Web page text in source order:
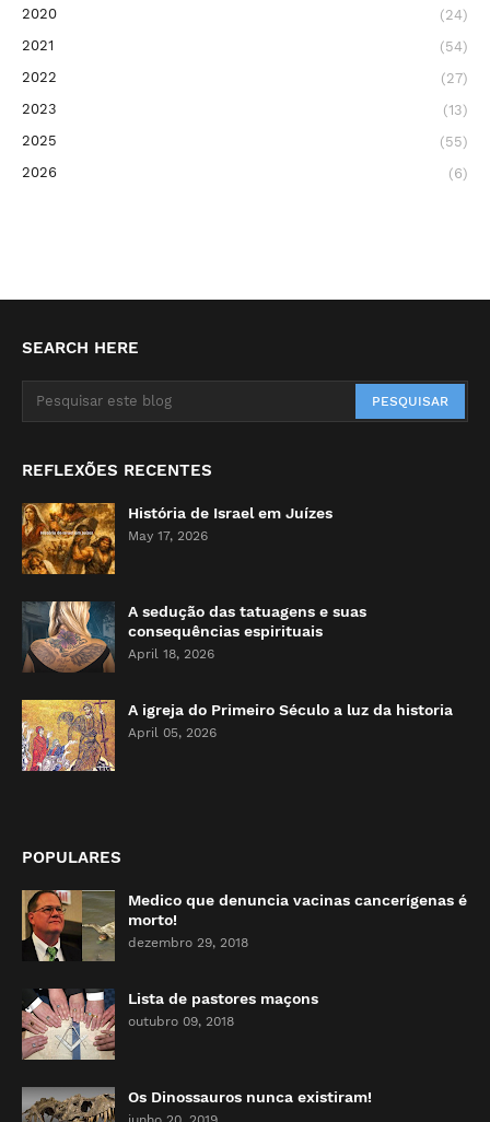
2020
(24)
2021
(54)
2022
(27)
2023
(13)
2025
(55)
2026
(6)
SEARCH HERE
REFLEXÕES RECENTES
História de Israel em Juízes
May 17, 2026
A sedução das tatuagens e suas
consequências espirituais
April 18, 2026
A igreja do Primeiro Século a luz da historia
April 05, 2026
POPULARES
Medico que denuncia vacinas cancerígenas é
morto!
dezembro 29, 2018
Lista de pastores maçons
outubro 09, 2018
Os Dinossauros nunca existiram!